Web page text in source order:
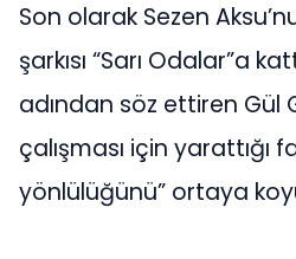
Son olarak Sezen
şarkısı “Sarı Odalar”a
adından söz ettiren Gül
çalışması için yarattığı
yönlülüğünü” ortaya